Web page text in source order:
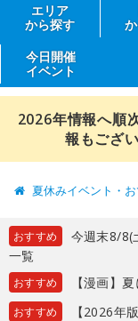
エリア
から探す
今日開催
イベント
2026年情報へ順
報もござ
夏休みイベント・
おすすめ
今週末8/8(
一覧
おすすめ 【漫画】
おすすめ
【2026年